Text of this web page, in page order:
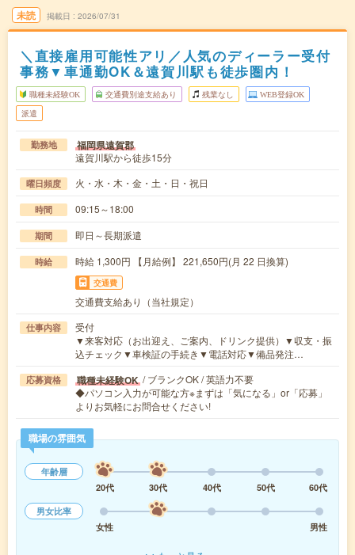
未読 掲載日 2026/07/31
＼直接雇用可能性アリ／人気のディーラー受付
事務▼車通勤OK＆遠賀川駅も徒歩圏内！
職種未経験OK 交通費別途支給あり 残業なし WEB登録OK
派遣
勤務地 福岡県遠賀郡
遠賀川駅から徒歩15分
曜日頻度 火・水・木・金・土・日・祝日
時間 09:15～18:00
期間 即日～長期派遣
時給 時給 1,300円 【月給例】 221,650円(月 22 日換算)
交通費
交通費支給あり（当社規定）
仕事内容
受付
▼来客対応（お出迎え、ご案内、ドリンク提供）▼収支・振
込チェック▼車検証の手続き▼電話対応▼備品発注…
応募資格 職種未経験OK / ブランクOK / 英語力不要
◆パソコン入力が可能な方※まずは「気になる」or「応募」
よりお気軽にお問合せください!
職場の雰囲気
年齢層
20代
30代 40代 50代
60代
男女比率
女性
男性